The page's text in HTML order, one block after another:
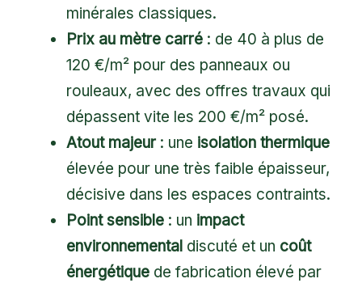
minérales classiques.
Prix au mètre carré : de 40 à plus de
120 €/m² pour des panneaux ou
rouleaux, avec des offres travaux qui
dépassent vite les 200 €/m² posé.
Atout majeur: une isolation thermique
élevée pour une très faible épaisseur,
décisive dans les espaces contraints.
Point sensible : un impact
environnemental discuté et un coût
énergétique de fabrication élevé par